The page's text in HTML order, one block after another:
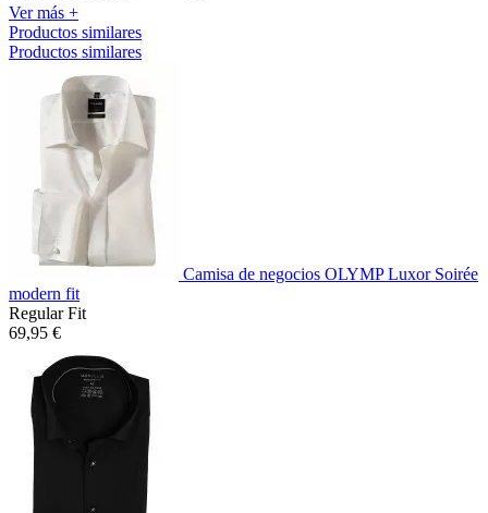
Ver más +
Productos similares
Productos similares
Camisa de negocios OLYMP Luxor Soirée
modern fit
Regular Fit
69,95 €